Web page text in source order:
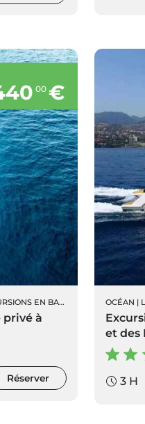
00 €
EN BATEAU LOCATION
privé à
Réserver
OCÉAN |
et des
3 H